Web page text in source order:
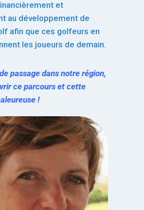
et
au développement de
afin que ces golfeurs en
les joueurs de demain.
passage dans notre région,
ce parcours et cette
!